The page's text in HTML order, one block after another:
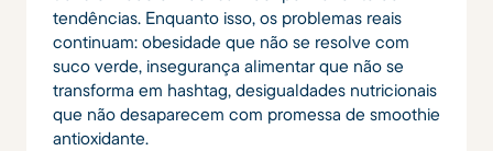
tendências. Enquanto isso, os problemas reais
continuam: obesidade que não se resolve com
suco verde, insegurança alimentar que não se
transforma em hashtag, desigualdades nutricionais
que não desaparecem com promessa de smoothie
antioxidante.